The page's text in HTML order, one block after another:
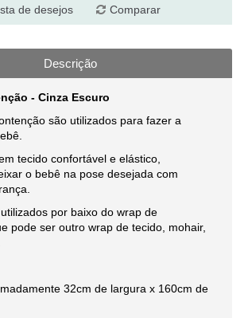
de desejos Comparar
Descrição
- Cinza Escuro
são utilizados para fazer a
tecido confortável e elástico,
o bebê na pose desejada com
por baixo do wrap de
pode ser outro wrap de tecido, mohair,
32cm de largura x 160cm de